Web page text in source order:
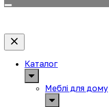
Каталог
Меблі для дому